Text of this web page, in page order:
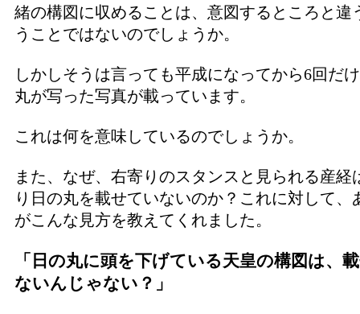
緒の構図に収めることは、意図するところと違
うことではないのでしょうか。
しかしそうは言っても平成になってから6回だ
丸が写った写真が載っています。
これは何を意味しているのでしょうか。
また、なぜ、右寄りのスタンスと見られる産経
り日の丸を載せていないのか？これに対して、
がこんな見方を教えてくれました。
「日の丸に頭を下げている天皇の構図は、
ないんじゃない？」